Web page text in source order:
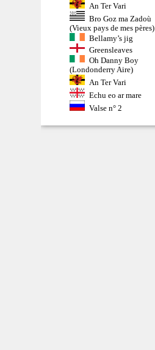
An Ter Vari
Bro Goz ma Zadoù
(Vieux pays de mes pères)
Bellamy’s jig
Greensleaves
Oh Danny Boy
(Londonderry Aire)
An Ter Vari
Echu eo ar mare
Valse n° 2